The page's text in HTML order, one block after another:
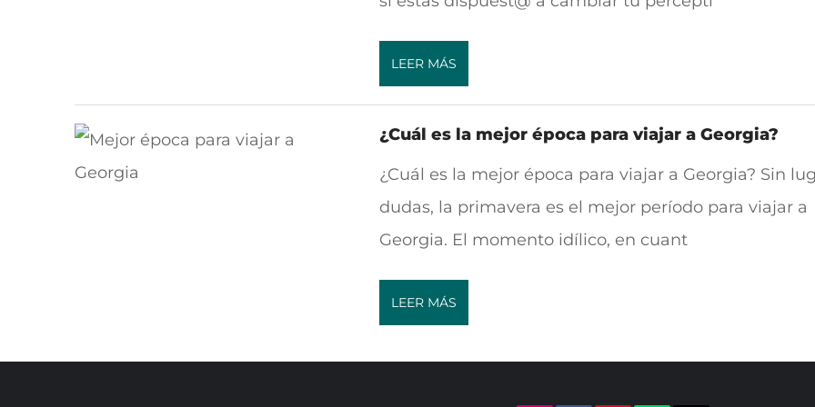
LEER MÁS
¿Cuál es la mejor época para viajar a Georgia?
¿Cuál es la mejor época para viajar a Georgia? Sin
dudas, la primavera es el mejor período para viajar a
Georgia. El momento idílico, en cuant
LEER MÁS